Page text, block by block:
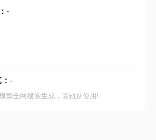
-
-
型全网搜索生成，请甄别使用!